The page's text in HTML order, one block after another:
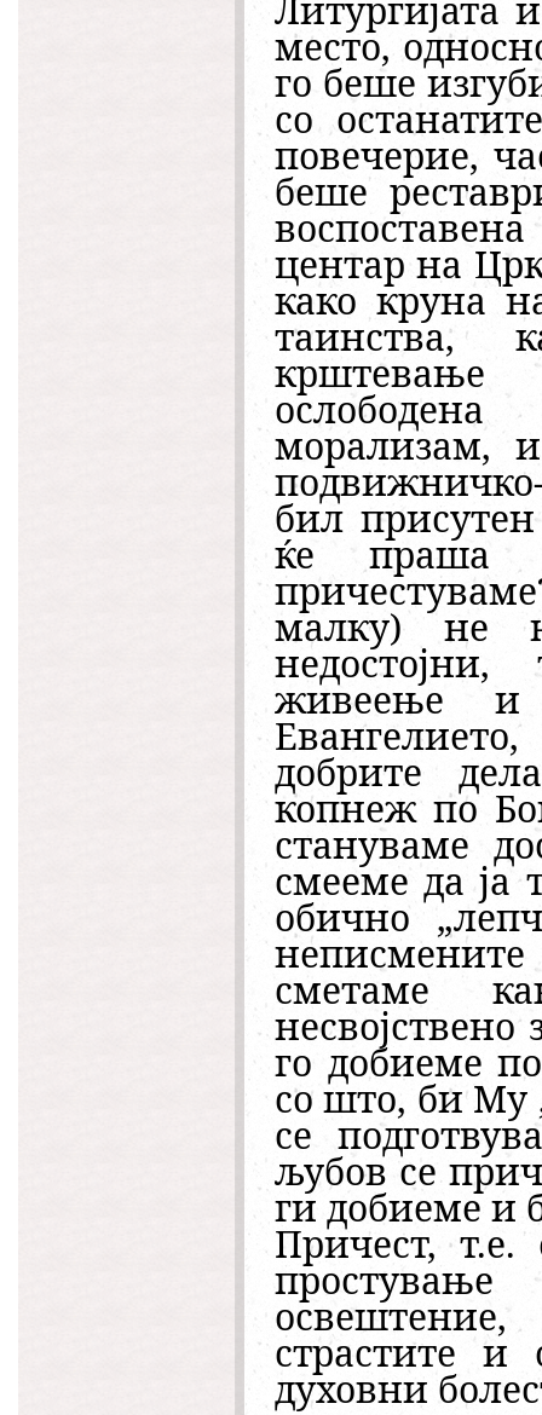
Литургијата
место,
го беше
со
повечерие,
беше
центар на
како круна
таинства,
морализам,
бил
ќе праша
малку) не
живеење и
добрите
копнеж по
стануваме
смееме да ја
обично
сметаме
го добиеме
со што, би Му
се
љубов се
ги добиеме и
Причест,
страстите
духовни